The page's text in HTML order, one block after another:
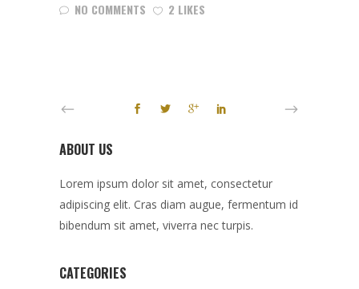
NO COMMENTS
2 LIKES
ABOUT US
Lorem ipsum dolor sit amet, consectetur
adipiscing elit. Cras diam augue, fermentum id
bibendum sit amet, viverra nec turpis.
CATEGORIES